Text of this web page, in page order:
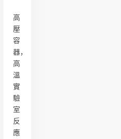
高
壓
容
器，
高
溫
實
驗
室
反
應